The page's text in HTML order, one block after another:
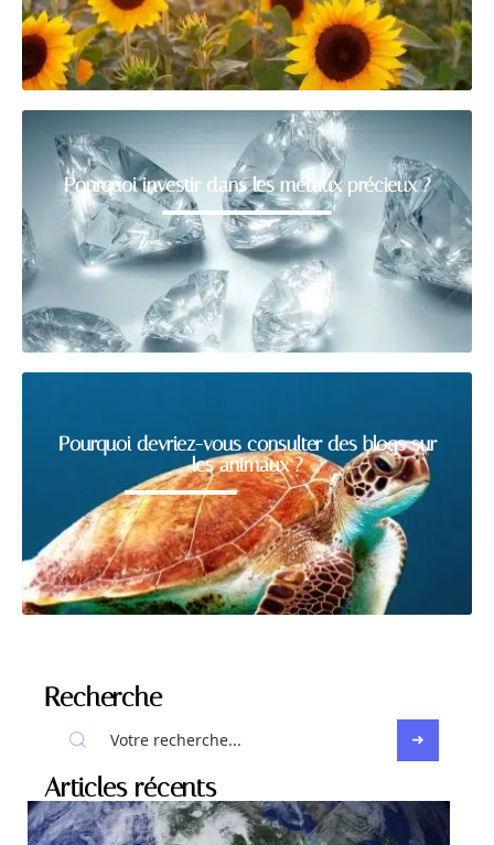
Pourquoi investir dans les métaux précieux ?
Pourquoi devriez-vous consulter des blogs sur
les animaux ?
Recherche
Articles récents